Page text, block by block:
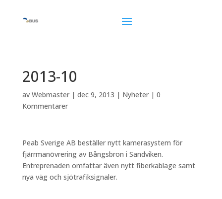
2013-10
av Webmaster| dec 9, 2013 | Nyheter| 0
Kommentarer
Peab Sverige AB beställer nytt kamerasystem för
fjärrmanövrering av Bångsbron i Sandviken.
Entreprenaden omfattar även nytt fiberkablage samt
nya väg och sjötrafiksignaler.